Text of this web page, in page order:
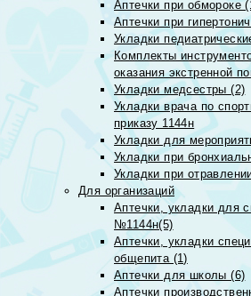
Аптечки при обмороке
Аптечки при
Укладки
Комплекты
оказания экстренной
Укладки медсестры (2)
Укладки врача по
приказу 1144н
Укладки для
Укладки при
Укладки при
Для организаций
Аптечки, укладки для
№1144н(5)
Аптечки, укладки
общепита (1)
Аптечки для школы (6)
Аптечки